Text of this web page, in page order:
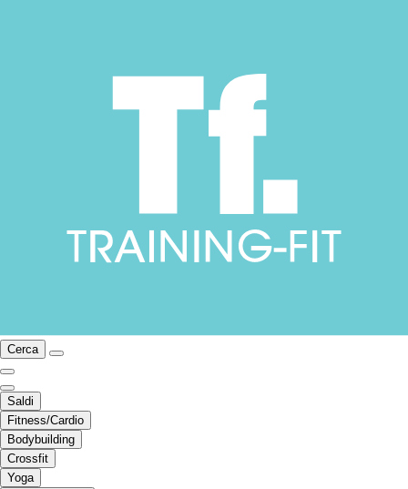
Cerca
Saldi
Fitness/Cardio
Bodybuilding
Crossfit
Yoga